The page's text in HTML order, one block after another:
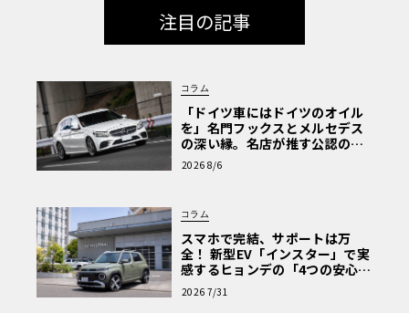
注目の記事
コラム
「ドイツ車にはドイツのオイル
を」名門フックスとメルセデス
の深い縁。名店が推す公認の安
心と、Cクラスで味わうシルキー
な走り〈PR〉
2026 8/6
コラム
スマホで完結、サポートは万
全！ 新型EV「インスター」で実
感するヒョンデの「4つの安心」
【第1回・ヒョンデ6つの疑問：
Why? Hyundai?】〈PR〉
2026 7/31